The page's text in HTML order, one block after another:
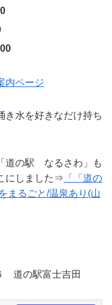
内ページ
き水を好きなだけ持ち
道の駅 なるさわ」も
にしました⇒ 「「道の
まるごと/温泉あり(山
道の駅富士吉田